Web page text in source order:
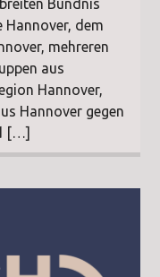
Bündnis
Hannover, dem
mehreren
aus
Hannover,
Hannover gegen
[…]